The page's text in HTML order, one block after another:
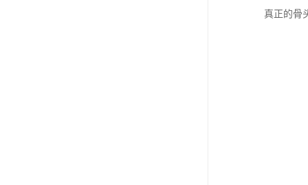
真正的骨